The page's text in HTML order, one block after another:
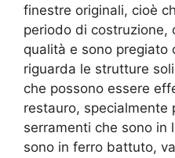
finestre originali, cioè
periodo di costruzione,
qualità e sono pregiato
riguarda le strutture
che possono essere
restauro, specialmente
serramenti che sono in
sono in ferro battuto,